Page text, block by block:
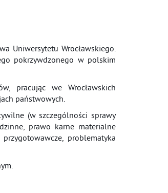
Uniwersytetu Wrocławskiego.
pokrzywdzonego w polskim
pracując we Wrocławskich
państwowych.
(w szczególności sprawy
prawo karne materialne
problematyka